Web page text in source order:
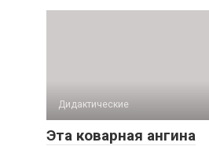
Дидактические
Эта коварная ангина